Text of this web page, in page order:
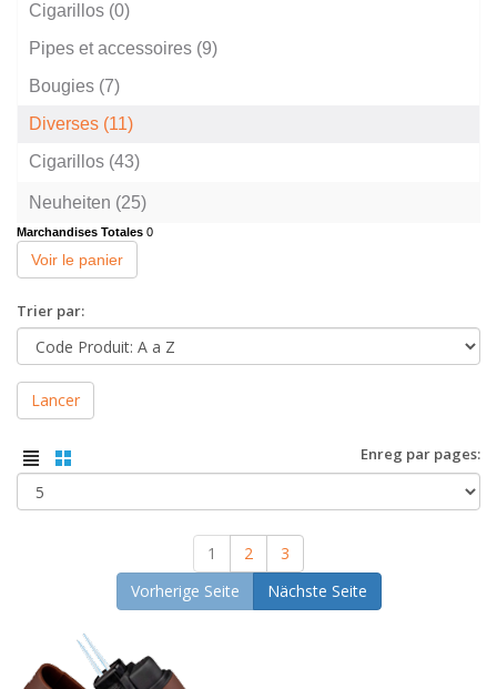
Cigarillos (0)
Pipes et accessoires (9)
Bougies (7)
Diverses (11)
Cigarillos (43)
Neuheiten (25)
Marchandises Totales 0
Voir le panier
Trier par:
Lancer
Enreg par pages:
1 2
3
Vorherige Seite
Nächste Seite